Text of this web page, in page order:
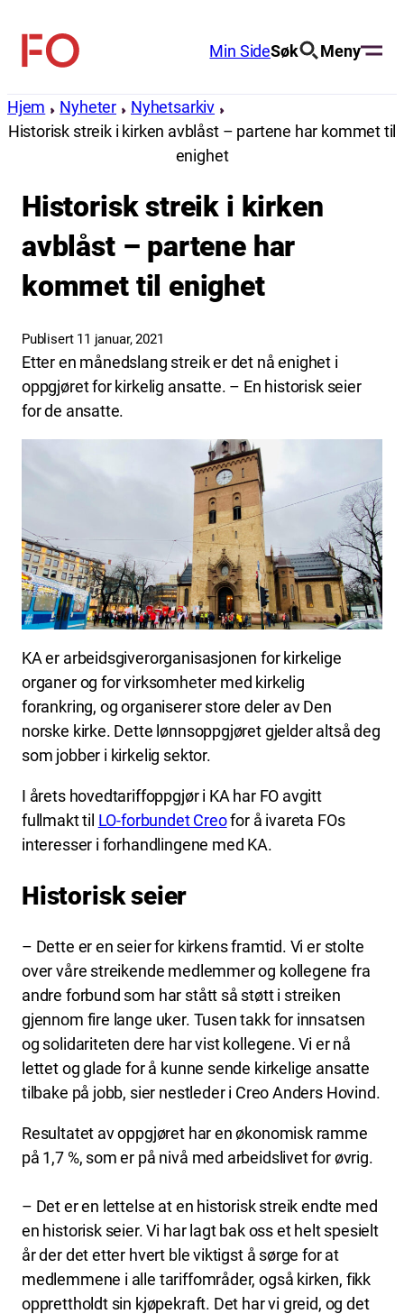
innhold
FO
Min SideSøk Meny
Hjem Nyheter
Nyhetsarkiv
Historisk streik i kirken avblåst – partene har kommet til
enighet
Historisk streik i kirken
avblåst – partene har
kommet til enighet
Publisert 11 januar, 2021
Etter en månedslang streik er det nå enighet i
oppgjøret for kirkelig ansatte. – En historisk seier
for de ansatte.
KA er arbeidsgiverorganisasjonen for kirkelige
organer og for virksomheter med kirkelig
forankring, og organiserer store deler av Den
norske kirke. Dette lønnsoppgjøret gjelder altså deg
som jobber i kirkelig sektor.
I årets hovedtariffoppgjør i KA har FO avgitt
fullmakt til LO-forbundet Creofor å ivareta FOs
interesser i forhandlingene med KA.
Historisk seier
– Dette er en seier for kirkens framtid. Vi er stolte
over våre streikende medlemmer og kollegene fra
andre forbund som har stått så støtt i streiken
gjennom fire lange uker. Tusen takk for innsatsen
og solidariteten dere har vist kollegene. Vi er nå
lettet og glade for å kunne sende kirkelige ansatte
tilbake på jobb, sier nestleder i Creo Anders Hovind.
Resultatet av oppgjøret har en økonomisk ramme
på 1,7 %, som er på nivå med arbeidslivet for øvrig.
– Det er en lettelse at en historisk streik endte med
en historisk seier. Vi har lagt bak oss et helt spesielt
år der det etter hvert ble viktigst å sørge for at
medlemmene i alle tariffområder, også kirken, fikk
opprettholdt sin kjøpekraft. Det har vi greid, og det